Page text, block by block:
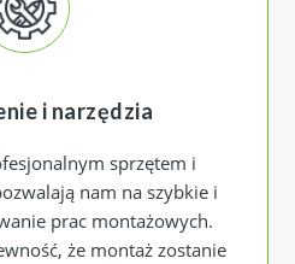
i narzędzia
sprzętem i
nam na szybkie i
prac montażowych.
że montaż zostanie